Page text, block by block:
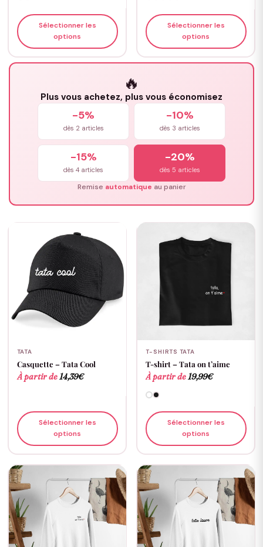
Sélectionner les
options
Sélectionner les
options
🔥
Plus vous achetez, plus vous économisez
-5%
dès 2 articles
-10%
dès 3 articles
-15%
dès 4 articles
-20%
dès 5 articles
Remise automatique au panier
TATA
Casquette – Tata Cool
À partir de14,39€
Sélectionner les
options
T-SHIRTS TATA
T-shirt – Tata on t’aime
À partir de19,99€
Sélectionner les
options